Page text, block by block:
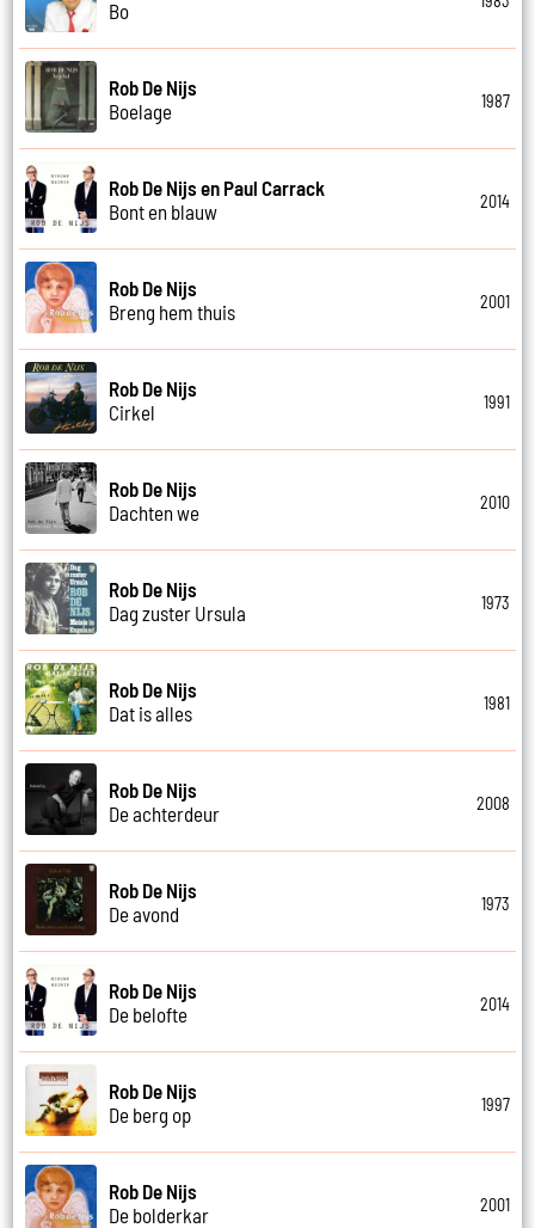
Bo
Rob De Nijs
Boelage
1987
Rob De Nijs en Paul Carrack
Bont en blauw
2014
Rob De Nijs
Breng hem thuis
2001
Rob De Nijs
Cirkel
1991
Rob De Nijs
Dachten we
2010
Rob De Nijs
Dag zuster Ursula
1973
Rob De Nijs
Dat is alles
1981
Rob De Nijs
De achterdeur
2008
Rob De Nijs
De avond
1973
Rob De Nijs
De belofte
2014
Rob De Nijs
De berg op
1997
Rob De Nijs
De bolderkar
2001